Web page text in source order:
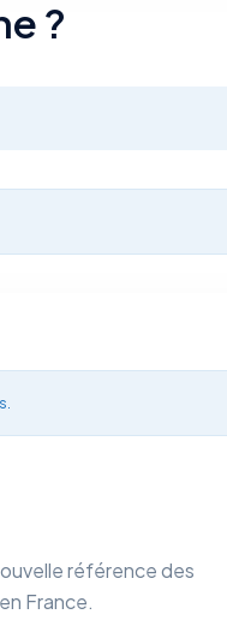
?
référence des
France.